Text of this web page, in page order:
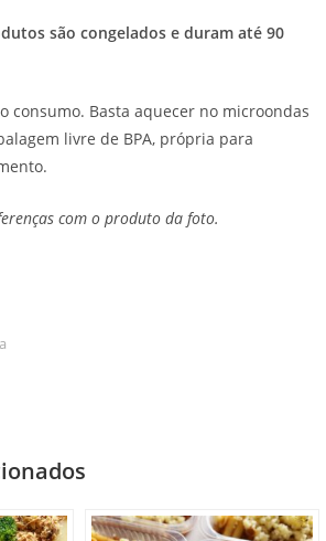
são congelados e duram até 90
consumo. Basta aquecer no microondas
livre de BPA, própria para
com o produto da foto.